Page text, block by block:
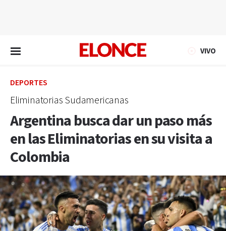
VIVO
DEPORTES
Eliminatorias Sudamericanas
Argentina busca dar un paso más
en las Eliminatorias en su visita a
Colombia